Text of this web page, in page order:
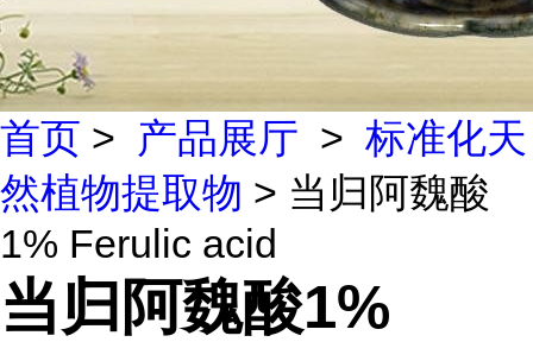
首页 > 产品展厅 > 标准化天
然植物提取物 > 当归阿魏酸
1% Ferulic acid
当归阿魏酸1%